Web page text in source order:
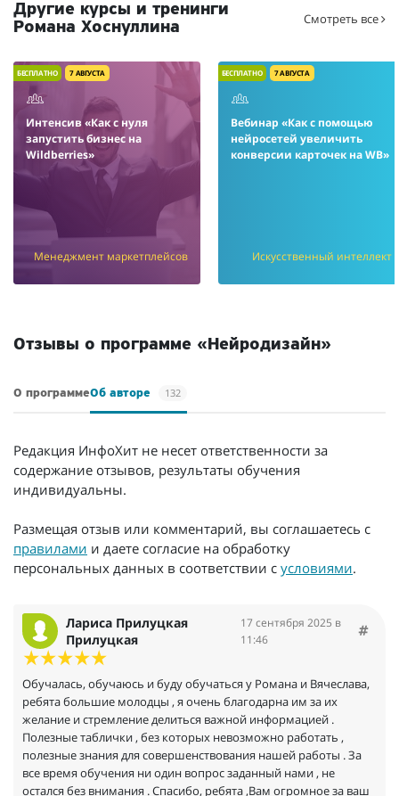
Другие курсы и тренинги
Романа Хоснуллина
Смотреть все
БЕСПЛАТНО 7 АВГУСТА
Интенсив «Как с нуля
запустить бизнес на
Wildberries»
Менеджмент маркетплейсов
БЕСПЛАТНО 7 АВГУСТА
Вебинар «Как с помощью
нейросетей увеличить
конверсии карточек на WB»
Искусственный интеллект
Отзывы о программе «Нейродизайн»
О программеОб авторе 132
Редакция ИнфоХит не несет ответственности за
содержание отзывов, результаты обучения
индивидуальны.
Размещая отзыв или комментарий, вы соглашаетесь с
правилами и даете согласие на обработку
персональных данных в соответствии с условиями.
Лариса Прилуцкая
Прилуцкая
17 сентября 2025 в
11:46
Обучалась, обучаюсь и буду обучаться у Романа и Вячеслава,
ребята большие молодцы , я очень благодарна им за их
желание и стремление делиться важной информацией .
Полезные таблички , без которых невозможно работать ,
полезные знания для совершенствования нашей работы . За
все время обучения ни один вопрос заданный нами , не
остался без внимания . Спасибо, ребята ,Вам огромное за ваш